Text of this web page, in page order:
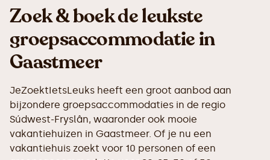
Zoek & boek de leukste
groepsaccommodatie in
Gaastmeer
JeZoektIetsLeuks heeft een groot aanbod aan
bijzondere groepsaccommodaties in de regio
Súdwest-Fryslân, waaronder ook mooie
vakantiehuizen in Gaastmeer. Of je nu een
vakantiehuis zoekt voor 10 personen of een